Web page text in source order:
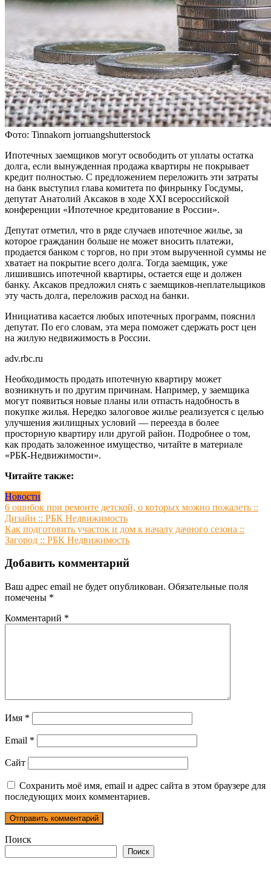
Фото: Tinnakorn jorruangshutterstock
Ипотечных заемщиков могут освободить от уплаты остатка
долга, если вынужденная продажа квартиры не покрывает
кредит полностью. С предложением переложить эти затраты
на банк выступил глава комитета по финрынку Госдумы,
депутат Анатолий Аксаков в ходе XXI всероссийской
конференции «Ипотечное кредитование в России».
Депутат отметил, что в ряде случаев ипотечное жилье, за
которое гражданин больше не может вносить платежи,
продается банком с торгов, но при этом вырученной суммы не
хватает на покрытие всего долга. Тогда заемщик, уже
лишившись ипотечной квартиры, остается еще и должен
банку. Аксаков предложил снять с заемщиков-неплательщиков
эту часть долга, переложив расход на банки.
Инициатива касается любых ипотечных программ, пояснил
депутат. По его словам, эта мера поможет сдержать рост цен
на жилую недвижимость в России.
adv.rbc.ru
Необходимость продать ипотечную квартиру может
возникнуть и по другим причинам. Например, у заемщика
могут появиться новые планы или отпасть надобность в
покупке жилья. Нередко залоговое жилье реализуется с целью
улучшения жилищных условий — переезда в более
просторную квартиру или другой район. Подробнее о том,
как продать заложенное имущество, читайте в материале
«РБК-Недвижимости».
Читайте также:
Новости
Навигация
по
записям
6 ошибок при ремонте детской, о которых можно пожалеть ::
Дизайн :: РБК Недвижимость
Как подготовить участок и дом к началу дачного сезона ::
Загород :: РБК Недвижимость
Добавить комментарий
Ваш адрес email не будет опубликован. Обязательные поля
помечены *
Комментарий *
Имя *
Email *
Сайт
Сохранить моё имя, email и адрес сайта в этом браузере для
последующих моих комментариев.
Поиск
Поиск